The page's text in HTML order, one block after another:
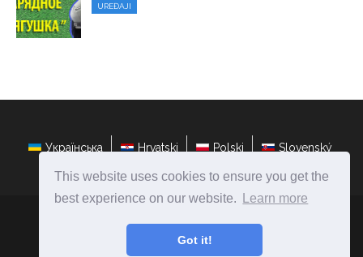
This website uses cookies to ensure you get the
best experience on our website.
Learn more
Got it!
UREĐAJI
Українська Hrvatski Polski Slovenský
hr.ateasyday.com Ⓒ2026